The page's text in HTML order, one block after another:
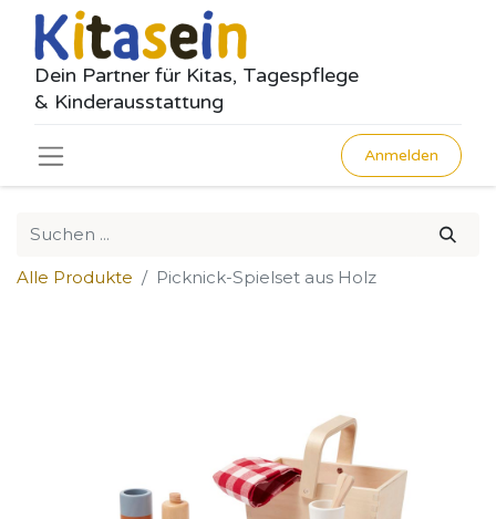
Dein Partner für Kitas, Tagespflege
& Kinderausstattung
Anmelden
Alle Produkte Picknick-Spielset aus Holz